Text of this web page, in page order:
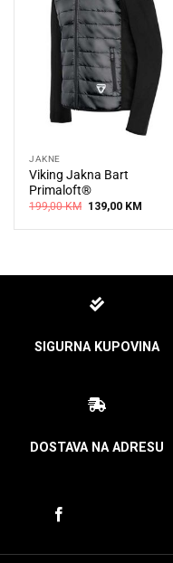
JAKNE
Viking Jakna Bart
Primaloft®
199,00KM Original
was:
139,00 KMCurrent
is:
SIGURNA KUPOVINA
DOSTAVA NA ADRESU